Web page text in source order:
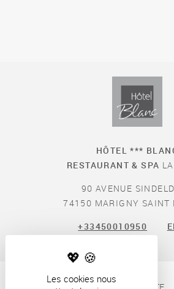
HÔTEL ***
RESTAURANT & SPA
90 AVENUE
74150 MARIGNY SAINT
+33450010950
Les cookies nous